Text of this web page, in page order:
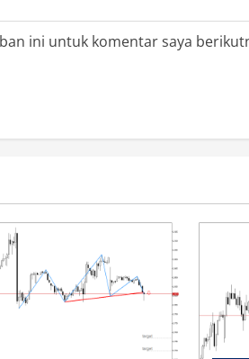
ini untuk komentar saya